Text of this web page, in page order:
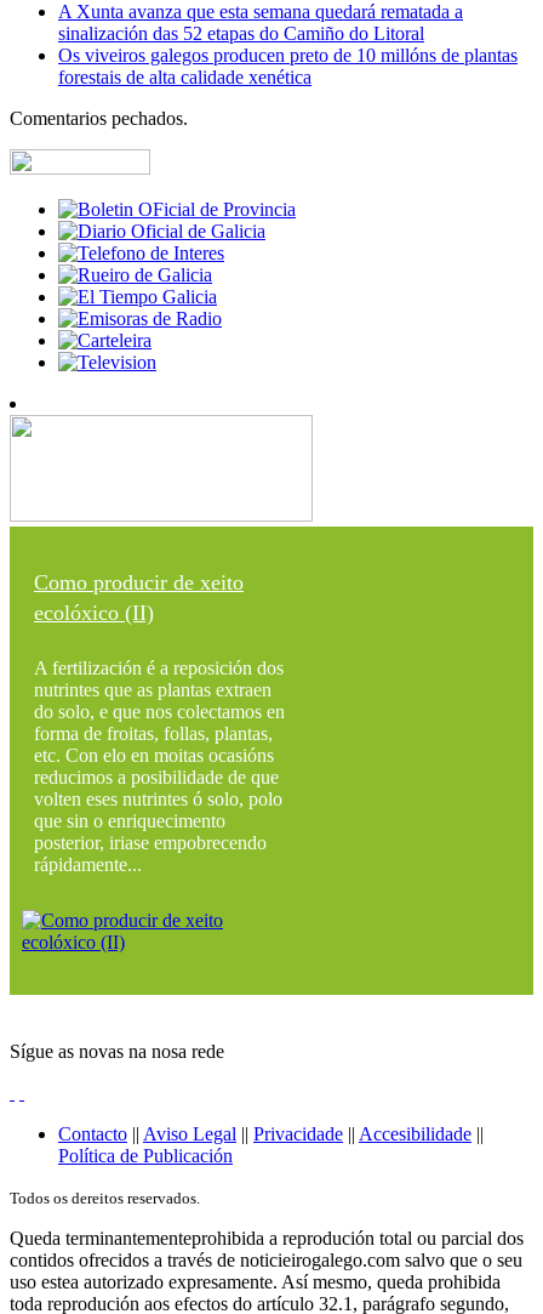
A Xunta avanza que esta semana quedará rematada a
sinalización das 52 etapas do Camiño do Litoral
Os viveiros galegos producen preto de 10 millóns de plantas
forestais de alta calidade xenética
Comentarios pechados.
Como producir de xeito
ecolóxico (II)
A fertilización é a reposición dos
nutrintes que as plantas extraen
do solo, e que nos colectamos en
forma de froitas, follas, plantas,
etc. Con elo en moitas ocasións
reducimos a posibilidade de que
volten eses nutrintes ó solo, polo
que sin o enriquecimento
posterior, iriase empobrecendo
rápidamente...
Sígue as novas na nosa rede
Contacto || Aviso Legal || Privacidade || Accesibilidade ||
Política de Publicación
Todos os dereitos reservados.
Queda terminantementeprohibida a reprodución total ou parcial dos
contidos ofrecidos a través de noticieirogalego.com salvo que o seu
uso estea autorizado expresamente. Así mesmo, queda prohibida
toda reprodución aos efectos do artículo 32.1, parágrafo segundo,